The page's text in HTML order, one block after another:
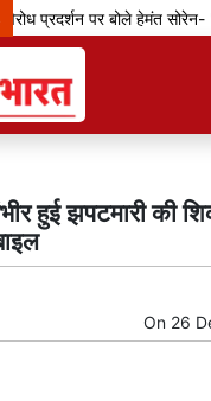
प्रदर्शन पर बोले हेमंत सोरेन-
हुई झपटमारी की
On 26